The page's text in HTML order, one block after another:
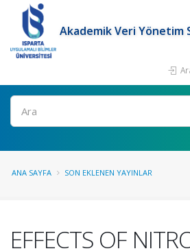
Akademik Veri Yönetim
Ara
ANA SAYFA SON EKLENEN YAYINLAR
EFFECTS OF